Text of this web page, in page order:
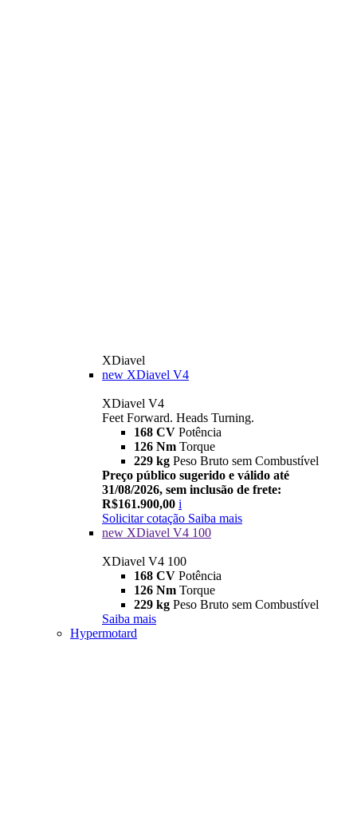
XDiavel
new XDiavel V4
XDiavel V4
Feet Forward. Heads Turning.
168 CV Potência
126 Nm Torque
229 kg Peso Bruto sem Combustível
Preço público sugerido e válido até
31/08/2026, sem inclusão de frete:
R$161.900,00 i
Solicitar cotação Saiba mais
new XDiavel V4 100
XDiavel V4 100
168 CV Potência
126 Nm Torque
229 kg Peso Bruto sem Combustível
Saiba mais
Hypermotard